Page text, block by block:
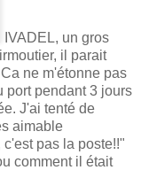
IVADEL, un gros
il parait
ne m'étonne pas
port pendant 3 jours
J'ai tenté de
aimable
pas la poste!!"
comment il était